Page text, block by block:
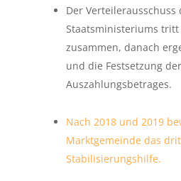
Der Verteilerausschuss
Staatsministeriums
zusammen, danach
und die Festsetzung
Auszahlungsbetrages.
Nach 2018 und 2019
Marktgemeinde das
Stabilisierungshilfe.